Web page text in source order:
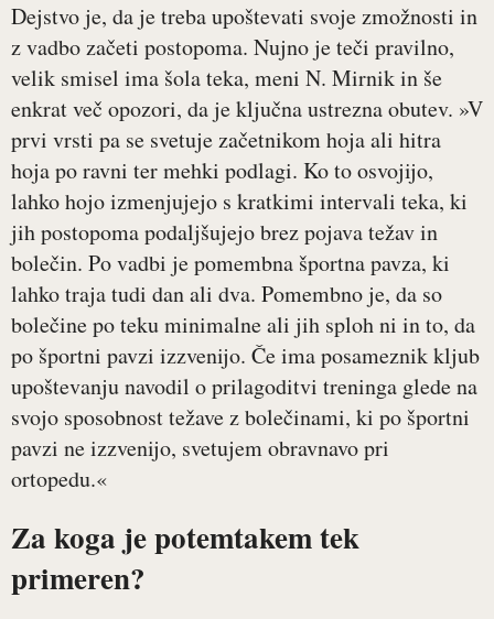
Dejstvo je, da je treba upoštevati svoje zmožnosti in
z vadbo začeti postopoma. Nujno je teči pravilno,
velik smisel ima šola teka, meni N. Mirnik in še
enkrat več opozori, da je ključna ustrezna obutev. »V
prvi vrsti pa se svetuje začetnikom hoja ali hitra
hoja po ravni ter mehki podlagi. Ko to osvojijo,
lahko hojo izmenjujejo s kratkimi intervali teka, ki
jih postopoma podaljšujejo brez pojava težav in
bolečin. Po vadbi je pomembna športna pavza, ki
lahko traja tudi dan ali dva. Pomembno je, da so
bolečine po teku minimalne ali jih sploh ni in to, da
po športni pavzi izzvenijo. Če ima posameznik kljub
upoštevanju navodil o prilagoditvi treninga glede na
svojo sposobnost težave z bolečinami, ki po športni
pavzi ne izzvenijo, svetujem obravnavo pri
ortopedu.«
Za koga je potemtakem tek
primeren?